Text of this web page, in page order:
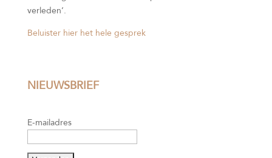
verleden’.
Beluister hier het hele gesprek
NIEUWSBRIEF
E-mailadres